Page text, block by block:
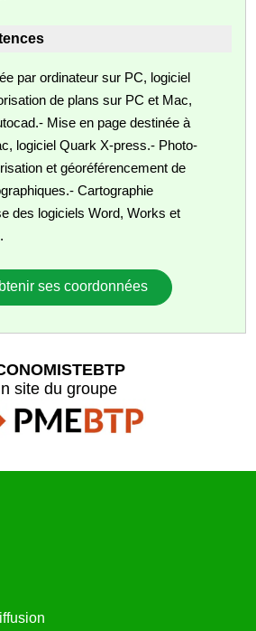
par ordinateur sur PC, logiciel
de plans sur PC et Mac,
Mise en page destinée à
logiciel Quark X-press.- Photo-
et géoréférencement de
Cartographie
des logiciels Word, Works et
ses coordonnées
site du groupe